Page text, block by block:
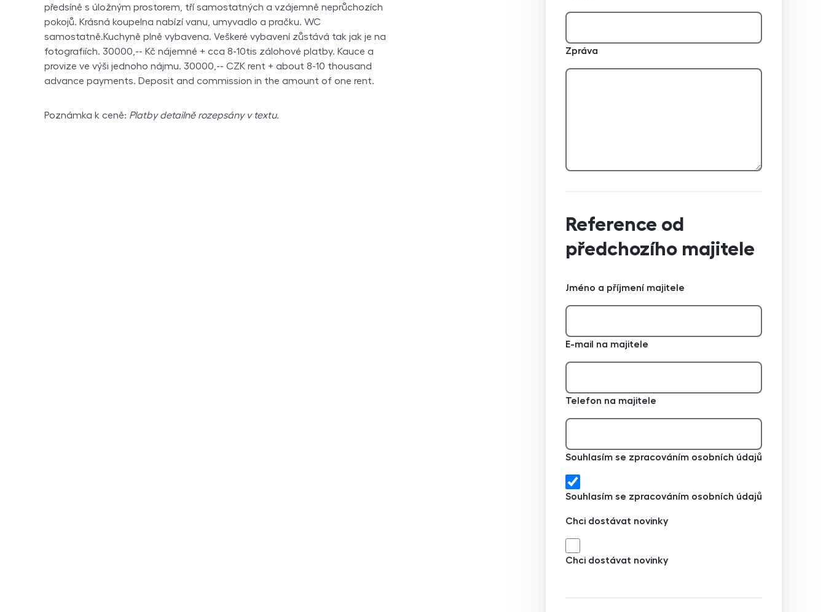
předsíně s úložným prostorem, tří samostatných a vzájemně neprůchozích
pokojů. Krásná koupelna nabízí vanu, umyvadlo a pračku. WC
samostatně.Kuchyně plně vybavena. Veškeré vybavení zůstává tak jak je na
fotografiích. 30000,-- Kč nájemné + cca 8-10tis zálohové platby. Kauce a
provize ve výši jednoho nájmu. 30000,-- CZK rent + about 8-10 thousand
advance payments. Deposit and commission in the amount of one rent.
Poznámka k ceně: Platby detailně rozepsány v textu.
Zpráva
Reference od
předchozího majitele
Jméno a příjmení majitele
E-mail na majitele
Telefon na majitele
Souhlasím se zpracováním osobních údajů
Souhlasím se zpracováním osobních údajů
Chci dostávat novinky
Chci dostávat novinky